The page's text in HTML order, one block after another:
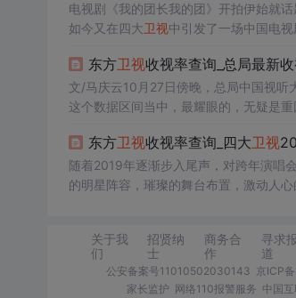
电视剧《我的团长我的团》开拍伊始就
如今又在四大卫视中引发了一场中国电
四大卫视不择手段
东方卫视收视率查询_总局最新
文/马庆云10月27日傍晚，总局中国视
这个数据区间当中，最耀眼的，无疑是
间电视剧排名情况与以往略...
东方卫视收视率查询_四大卫视
随着2019年逐渐步入尾声，对跨年演唱
的明星阵容，璀璨的舞台布置，激动人
关于我
们
招贤纳
士
商务合
作
寻求
道
公安备案号11010502030143 京ICP
家长监护 网络110报警服务 中国